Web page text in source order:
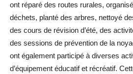
ont réparé des routes rurales,
déchets, planté des arbres, nettoyé
des cours de révision d’été, des
des sessions de prévention de la
ont également participé à diverses
d’équipement éducatif et récréatif.